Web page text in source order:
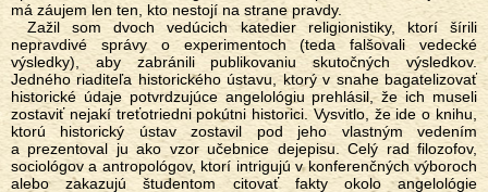
má záujem len ten, kto nestojí na strane pravdy.
Zažil som dvoch vedúcich katedier religionistiky, ktorí šírili
nepravdivé správy o experimentoch (teda falšovali vedecké
výsledky), aby zabránili publikovaniu skutočných výsledkov.
Jedného riaditeľa historického ústavu, ktorý v snahe bagatelizovať
historické údaje potvrdzujúce angelológiu prehlásil, že ich museli
zostaviť nejakí treťotriedni pokútni historici. Vysvitlo, že ide o knihu,
ktorú historický ústav zostavil pod jeho vlastným vedením
a prezentoval ju ako vzor učebnice dejepisu. Celý rad filozofov,
sociológov a antropológov, ktorí intrigujú v konferenčných výboroch
alebo zakazujú študentom citovať fakty okolo angelológie